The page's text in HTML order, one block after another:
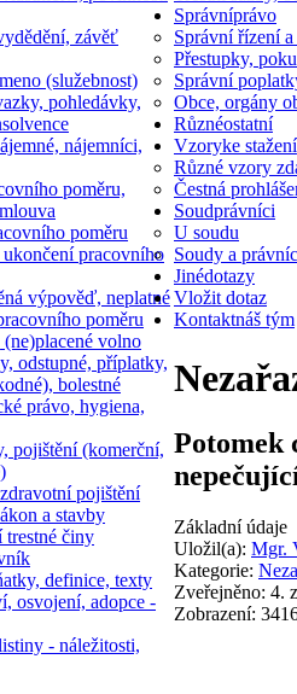
závěť
(služebnost)
pohledávky,
nájemníci,
poměru,
poměru
pracovního
výpověď, neplatné
poměru
volno
odstupné, příplatky,
bolestné
Správníprávo
Správní řízení
Přestupky,
Správní
Obce, orgány
Různéostatní
právo, hygiena,
pojištění (komerční,
pojištění
a stavby
trestné činy
definice, texty
osvojení, adopce -
- náležitosti,
Vzoryke stažení
Různé vzory
Čestná
Soudprávníci
U soudu
Soudy a
Jinédotazy
Vložit dotaz
Kontaktnáš tým
Potomek
Základní údaje
Uložil(a): Mgr.
Kategorie:
Zveřejněno: 4.
Zobrazení: